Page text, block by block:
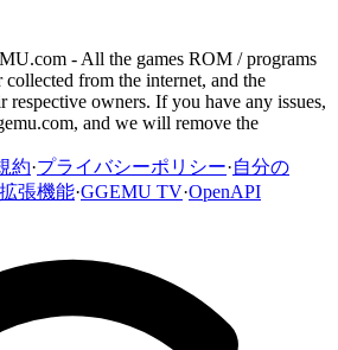
- All the games ROM / programs
collected from the internet, and the
respective owners. If you have any issues,
, and we will remove the
約·プライバシーポリシー·自分の
張機能·GGEMU TV·OpenAPI